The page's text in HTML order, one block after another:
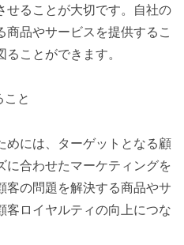
せることが大切です。自社の
品やサービスを提供するこ
ことができます。
と
めには、ターゲットとなる顧
に合わせたマーケティングを
客の問題を解決する商品やサ
客ロイヤルティの向上につな